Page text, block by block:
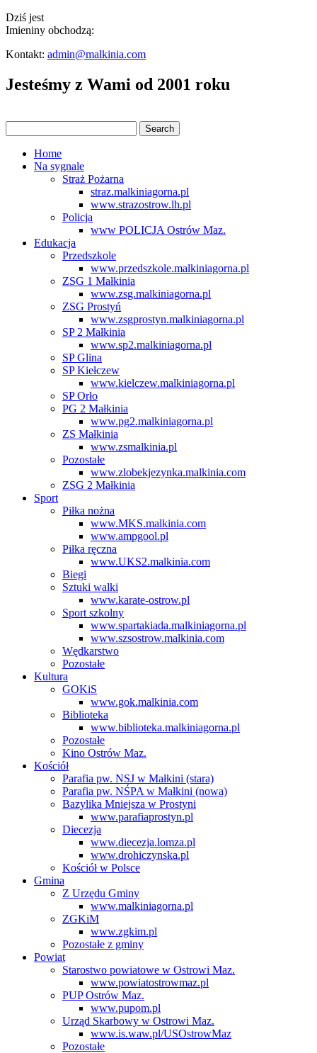
Dziś jest
Imieniny obchodzą:
Kontakt: admin@malkinia.com
Jesteśmy z Wami od 2001 roku
Home
Na sygnale
Straż Pożarna
straz.malkiniagorna.pl
www.strazostrow.lh.pl
Policja
www POLICJA Ostrów Maz.
Edukacja
Przedszkole
www.przedszkole.malkiniagorna.pl
ZSG 1 Małkinia
www.zsg.malkiniagorna.pl
ZSG Prostyń
www.zsgprostyn.malkiniagorna.pl
SP 2 Małkinia
www.sp2.malkiniagorna.pl
SP Glina
SP Kiełczew
www.kielczew.malkiniagorna.pl
SP Orło
PG 2 Małkinia
www.pg2.malkiniagorna.pl
ZS Małkinia
www.zsmalkinia.pl
Pozostałe
www.zlobekjezynka.malkinia.com
ZSG 2 Małkinia
Sport
Piłka nożna
www.MKS.malkinia.com
www.ampgool.pl
Piłka ręczna
www.UKS2.malkinia.com
Biegi
Sztuki walki
www.karate-ostrow.pl
Sport szkolny
www.spartakiada.malkiniagorna.pl
www.szsostrow.malkinia.com
Wędkarstwo
Pozostałe
Kultura
GOKiS
www.gok.malkinia.com
Biblioteka
www.biblioteka.malkiniagorna.pl
Pozostałe
Kino Ostrów Maz.
Kościół
Parafia pw. NSJ w Małkini (stara)
Parafia pw. NŚPA w Małkini (nowa)
Bazylika Mniejsza w Prostyni
www.parafiaprostyn.pl
Diecezja
www.diecezja.lomza.pl
www.drohiczynska.pl
Kościół w Polsce
Gmina
Z Urzędu Gminy
www.malkiniagorna.pl
ZGKiM
www.zgkim.pl
Pozostałe z gminy
Powiat
Starostwo powiatowe w Ostrowi Maz.
www.powiatostrowmaz.pl
PUP Ostrów Maz.
www.pupom.pl
Urząd Skarbowy w Ostrowi Maz.
www.is.waw.pl/USOstrowMaz
Pozostałe